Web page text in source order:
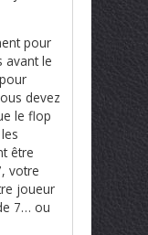
pour
avant le
devez
le flop
être
votre
joueur
7… ou